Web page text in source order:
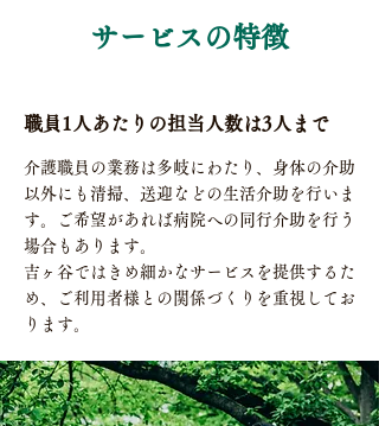
サービスの特徴
職員1人あたりの担当人数は3人まで
介護職員の業務は多岐にわたり、身体の介助
以外にも清掃、送迎などの生活介助を行いま
す。ご希望があれば病院への同行介助を行う
場合もあります。
吉ヶ谷ではきめ細かなサービスを提供するた
め、ご利用者様との関係づくりを重視してお
ります。